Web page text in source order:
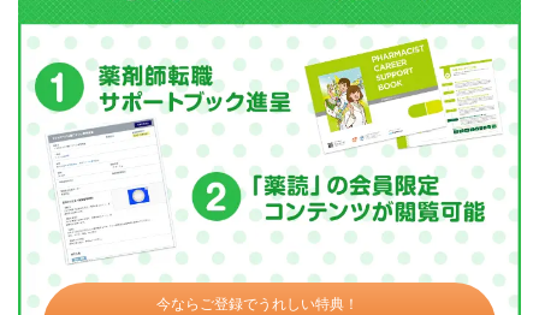
今ならご登録でうれしい特典！